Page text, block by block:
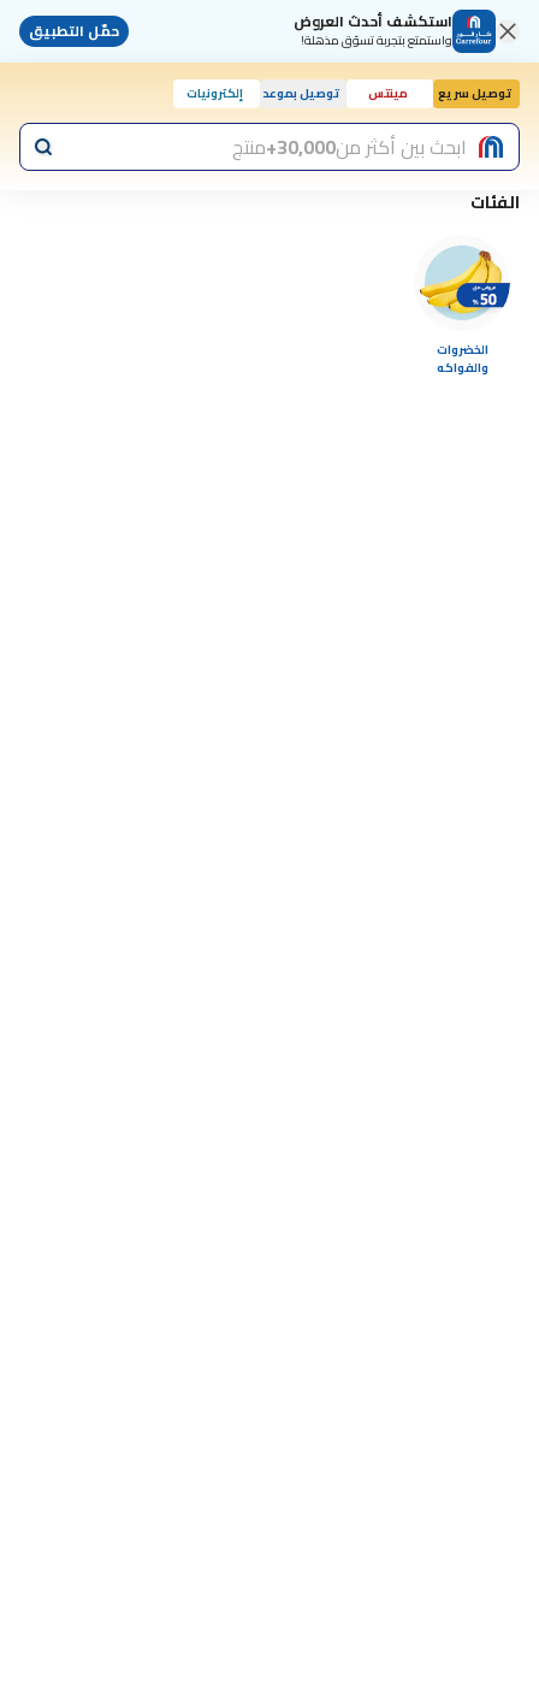
استكشف أحدث العروض
واستمتع بتجربة تسوّق مذهلة! حمّل التطبيق
توصيل سريع مينتس توصيل بموعد إلكترونيات
اليوم, 10:00 صابحث بين أكثر من30,000+ منتج
الفئات
الخضروات
والفواكه